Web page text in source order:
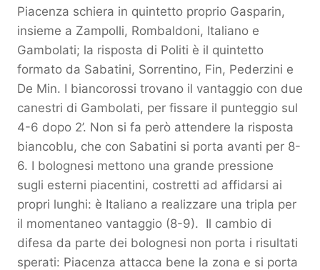
Piacenza schiera in quintetto proprio Gasparin,
insieme a Zampolli, Rombaldoni, Italiano e
Gambolati; la risposta di Politi è il quintetto
formato da Sabatini, Sorrentino, Fin, Pederzini e
De Min. I biancorossi trovano il vantaggio con due
canestri di Gambolati, per fissare il punteggio sul
4-6 dopo 2’. Non si fa però attendere la risposta
biancoblu, che con Sabatini si porta avanti per 8-
6. I bolognesi mettono una grande pressione
sugli esterni piacentini, costretti ad affidarsi ai
propri lunghi: è Italiano a realizzare una tripla per
il momentaneo vantaggio (8-9). Il cambio di
difesa da parte dei bolognesi non porta i risultati
sperati: Piacenza attacca bene la zona e si porta